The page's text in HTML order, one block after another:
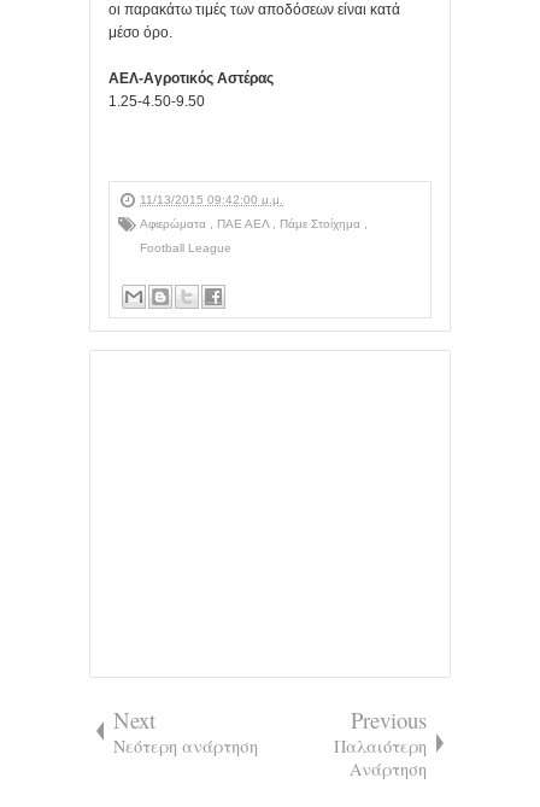
οι παρακάτω τιμές των αποδόσεων είναι κατά
μέσο όρο.
ΑΕΛ-Αγροτικός Αστέρας
1.25-4.50-9.50
11/13/2015 09:42:00 μ.μ.
Αφιερώματα
ΠΑΕ ΑΕΛ Πάμε Στοίχημα
Football League
Next
Νεότερη ανάρτηση
Previous
Παλαιότερη
Ανάρτηση